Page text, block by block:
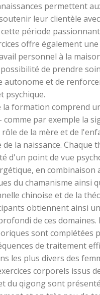
permettent
leur clientèle
période
offre également une
personnel à la
de prendre
autonome et de
psychique.
la formation comprend
comme par exemple la
de la mère et de
la naissance. Chaque
d'un point de vue
en combinaison
du chamanisme ainsi
chinoise et de la
obtiennent ainsi
de ces domaines.
sont complétées
de traitement
les plus divers des
corporels issus
du qigong sont